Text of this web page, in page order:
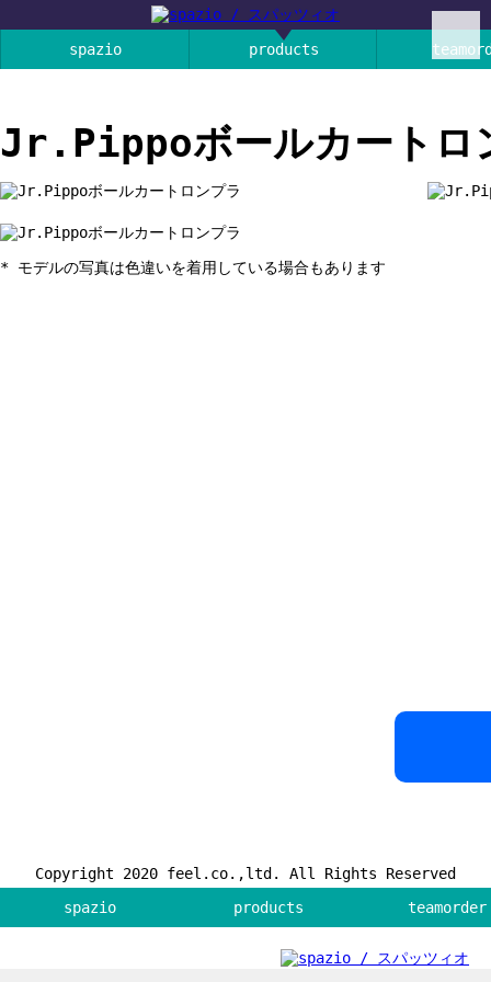
spazio products
Jr.Pippoボールカートロ
* モデルの写真は色違いを着用している場合もあります
Copyright 2020 feel.co.,ltd. All Rights Reserved
spazio
products teamorder